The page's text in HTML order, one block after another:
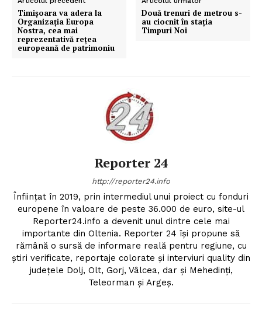
Timişoara va adera la
Organizația Europa
Nostra, cea mai
reprezentativă reţea
europeană de patrimoniu
Două trenuri de metrou s-
au ciocnit în staţia
Timpuri Noi
Reporter 24
http://reporter24.info
Înfiinţat în 2019, prin intermediul unui proiect cu fonduri
europene în valoare de peste 36.000 de euro, site-ul
Reporter24.info a devenit unul dintre cele mai
importante din Oltenia. Reporter 24 îşi propune să
rămână o sursă de informare reală pentru regiune, cu
ştiri verificate, reportaje colorate şi interviuri quality din
judeţele Dolj, Olt, Gorj, Vâlcea, dar şi Mehedinţi,
Teleorman şi Argeş.